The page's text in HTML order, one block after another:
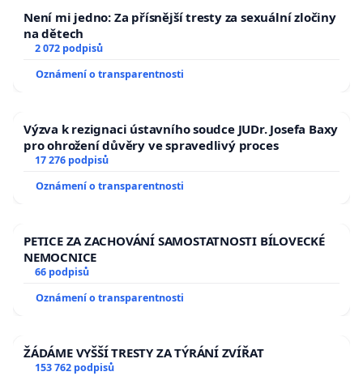
Není mi jedno: Za přísnější tresty za sexuální zločiny
na dětech
2 072 podpisů
Oznámení o transparentnosti
Výzva k rezignaci ústavního soudce JUDr. Josefa Baxy
pro ohrožení důvěry ve spravedlivý proces
17 276 podpisů
Oznámení o transparentnosti
PETICE ZA ZACHOVÁNÍ SAMOSTATNOSTI BÍLOVECKÉ
NEMOCNICE
66 podpisů
Oznámení o transparentnosti
ŽÁDÁME VYŠŠÍ TRESTY ZA TÝRÁNÍ ZVÍŘAT
153 762 podpisů